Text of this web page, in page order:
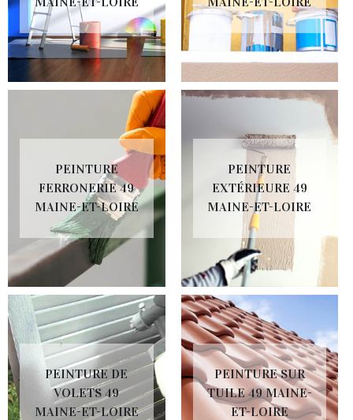
PEINTURE
FERRONERIE 49
MAINE-ET-LOIRE
PEINTURE
EXTÉRIEURE 49
MAINE-ET-LOIRE
PEINTURE DE
VOLETS 49
MAINE-ET-LOIRE
PEINTURE SUR
TUILE 49 MAINE-
ET-LOIRE